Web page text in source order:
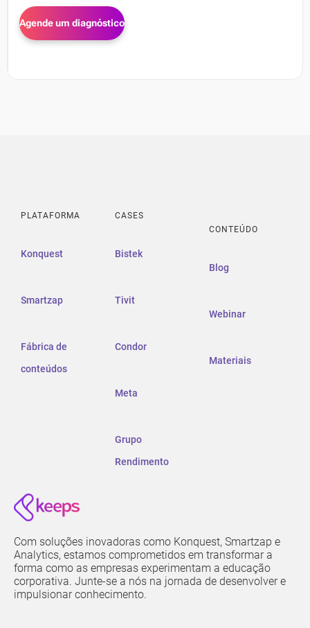
PLATAFORMA
Konquest
Smartzap
Fábrica de
conteúdos
CASES
Bistek
Tivit
Condor
Meta
Grupo
Rendimento
CONTEÚDO
Blog
Webinar
Materiais
Com soluções inovadoras como Konquest, Smartzap e
Analytics, estamos comprometidos em transformar a
forma como as empresas experimentam a educação
corporativa. Junte-se a nós na jornada de desenvolver e
impulsionar conhecimento.